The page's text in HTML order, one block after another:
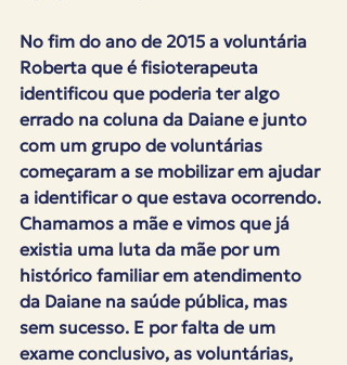
No fim do ano de 2015 a voluntária
Roberta que é fisioterapeuta
identificou que poderia ter algo
errado na coluna da Daiane e junto
com um grupo de voluntárias
começaram a se mobilizar em ajudar
a identificar o que estava ocorrendo.
Chamamos a mãe e vimos que já
existia uma luta da mãe por um
histórico familiar em atendimento
da Daiane na saúde pública, mas
sem sucesso. E por falta de um
exame conclusivo, as voluntárias,